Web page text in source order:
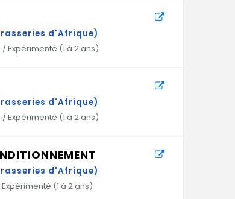
d'Afrique)
Expérimenté (1 à 2 ans)
d'Afrique)
Expérimenté (1 à 2 ans)
d'Afrique)
(1 à 2 ans)